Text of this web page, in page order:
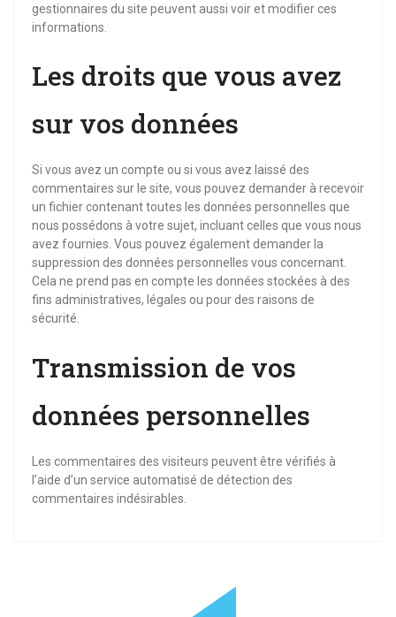
gestionnaires du site peuvent aussi voir et modifier ces
informations.
Les droits que vous avez
sur vos données
Si vous avez un compte ou si vous avez laissé des
commentaires sur le site, vous pouvez demander à recevoir
un fichier contenant toutes les données personnelles que
nous possédons à votre sujet, incluant celles que vous nous
avez fournies. Vous pouvez également demander la
suppression des données personnelles vous concernant.
Cela ne prend pas en compte les données stockées à des
fins administratives, légales ou pour des raisons de
sécurité.
Transmission de vos
données personnelles
Les commentaires des visiteurs peuvent être vérifiés à
l’aide d’un service automatisé de détection des
commentaires indésirables.